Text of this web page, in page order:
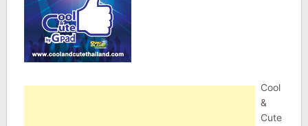
Cool
&
Cute